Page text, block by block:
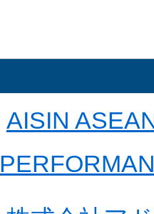
AISIN